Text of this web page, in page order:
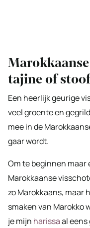
tajine of
Een heerlijk geurige
veel groente en
mee in de
gaar wordt.
Om te beginnen maar
Marokkaanse
zo Marokkaans, maar
smaken van Marokko
je mijn harissaal